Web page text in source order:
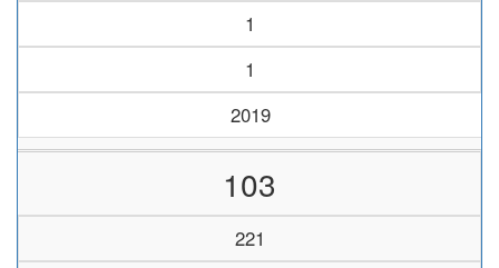
1
1
2019
103
221